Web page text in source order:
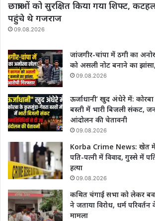
छात्राओं को सुरक्षित किया गया शिफ्ट,
पहुंचे थे गजराज
09.08.2026
जांजगीर-चांपा में ठगी का
को असली नोट बनाने का
09.08.2026
ऊर्जाधानी’ खुद अंधेरे में:
बस्ती में भारी बिजली संकट,
आंदोलन की चेतावनी
09.08.2026
Korba Crime News: खेत में
पति-पत्नी में विवाद, गुस्से में
हत्या
09.08.2026
कथित चंगाई सभा को लेकर
ने जताया विरोध, धर्म
मामला